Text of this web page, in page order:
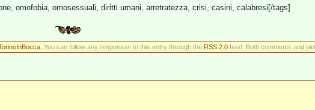
omofobia, omosessuali, diritti umani, arretratezza, crisi, casini, calabresi[/tags]
. You can follow any responses to this entry through the RSS 2.0feed. Both comments and